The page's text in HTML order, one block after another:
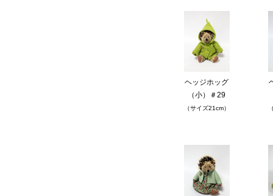
ヘッジホッグ
（小）＃29
（サイズ21cm）